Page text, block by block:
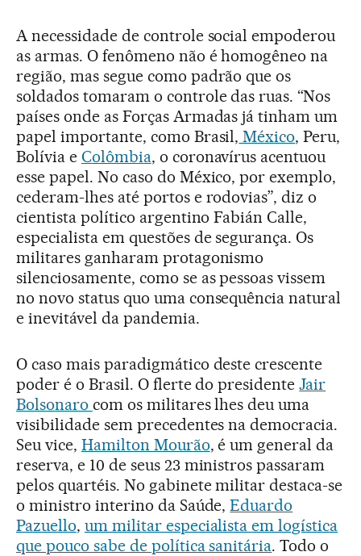
A necessidade de controle social empoderou
as armas. O fenômeno não é homogêneo na
região, mas segue como padrão que os
soldados tomaram o controle das ruas. “Nos
países onde as Forças Armadas já tinham um
papel importante, como Brasil, México, Peru,
Bolívia e Colômbia, o coronavírus acentuou
esse papel. No caso do México, por exemplo,
cederam-lhes até portos e rodovias”, diz o
cientista político argentino Fabián Calle,
especialista em questões de segurança. Os
militares ganharam protagonismo
silenciosamente, como se as pessoas vissem
no novo status quo uma consequência natural
e inevitável da pandemia.
O caso mais paradigmático deste crescente
poder é o Brasil. O flerte do presidenteJair
Bolsonaro com os militares lhes deu uma
visibilidade sem precedentes na democracia.
Seu vice, Hamilton Mourão, é um general da
reserva, e 10 de seus 23 ministros passaram
pelos quartéis. No gabinete militar destaca-se
o ministro interino da Saúde,Eduardo
Pazuello, um militar especialista em logística
que pouco sabe de política sanitária. Todo o